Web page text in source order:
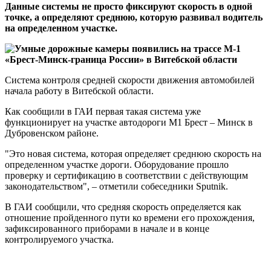
Данные системы не просто фиксируют скорость в одной
точке, а определяют среднюю, которую развивал водитель
на определенном участке.
Система контроля средней скорости движения автомобилей
начала работу в Витебской области.
Как сообщили в ГАИ первая такая система уже
функционирует на участке автодороги М1 Брест – Минск в
Дубровенском районе.
"Это новая система, которая определяет среднюю скорость на
определенном участке дороги. Оборудование прошло
проверку и сертификацию в соответствии с действующим
законодательством", – отметили собеседники Sputnik.
В ГАИ сообщили, что средняя скорость определяется как
отношение пройденного пути ко времени его прохождения,
зафиксированного приборами в начале и в конце
контролируемого участка.